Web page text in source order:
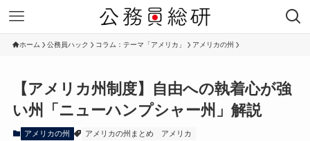
ホーム 公務員ハック コラム：テーマ「アメリカ」 アメリカの州
【アメリカ州制度】自由への執着心が強
い州「ニューハンプシャー州」解説
アメリカの州 アメリカの州まとめ アメリカ